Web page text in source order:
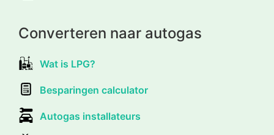
Converteren naar autogas
Wat is LPG?
Besparingen calculator
Autogas installateurs